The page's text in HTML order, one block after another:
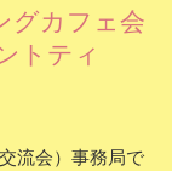
グカフェ会
トティ
流会）事務局で